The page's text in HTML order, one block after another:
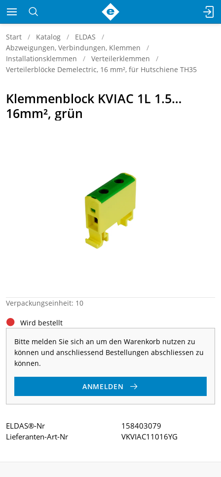
Start Katalog
ELDAS
Abzweigungen, Verbindungen, Klemmen
Installationsklemmen
Verteilerklemmen
Verteilerblöcke Demelectric, 16 mm², für Hutschiene TH35
Klemmenblock KVIAC 1L 1.5…
16mm², grün
Verpackungseinheit: 10
Wird bestellt
Bitte melden Sie sich an um den Warenkorb nutzen zu
können und anschliessend Bestellungen abschliessen zu
können.
ANMELDEN
ELDAS®-Nr
158403079
Lieferanten-Art-Nr
VKVIAC11016YG